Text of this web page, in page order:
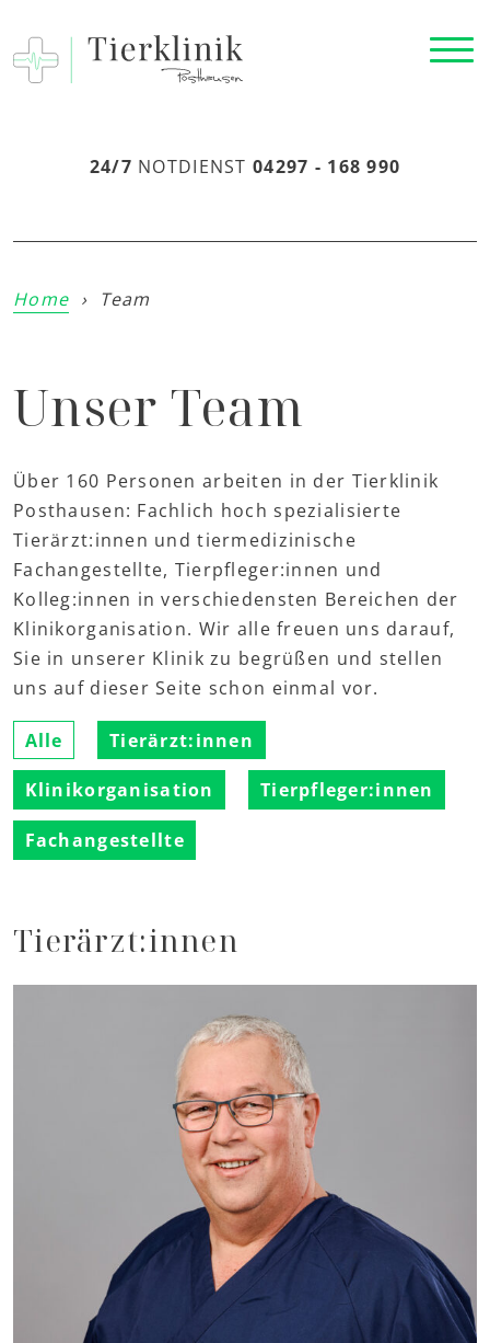
24/7 NOTDIENST 04297 - 168 990
Home › Team
Unser Team
Über 160 Personen arbeiten in der Tierklinik
Posthausen: Fachlich hoch spezialisierte
Tierärzt:innen und tiermedizinische
Fachangestellte, Tierpfleger:innen und
Kolleg:innen in verschiedensten Bereichen der
Klinikorganisation. Wir alle freuen uns darauf,
Sie in unserer Klinik zu begrüßen und stellen
uns auf dieser Seite schon einmal vor.
Alle Tierärzt:innen
Klinikorganisation Tierpfleger:innen
Fachangestellte
Tierärzt:innen